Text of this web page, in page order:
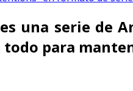
es una serie de
para